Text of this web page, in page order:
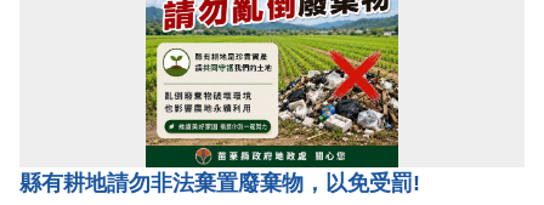
縣有耕地請勿非法棄置廢棄物，以免受罰!